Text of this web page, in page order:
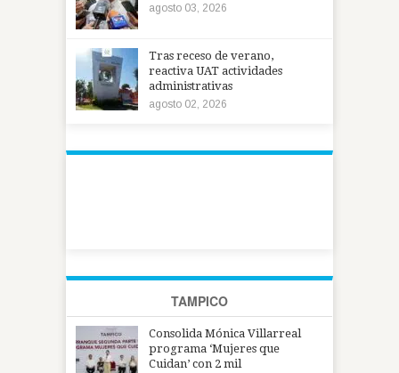
agosto 03, 2026
Tras receso de verano,
reactiva UAT actividades
administrativas
agosto 02, 2026
TAMPICO
Consolida Mónica Villarreal
programa ‘Mujeres que
Cuidan’ con 2 mil